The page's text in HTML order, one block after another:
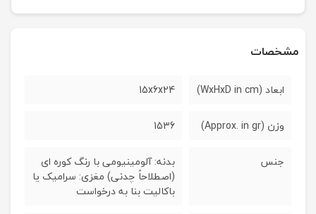
مشخصات
ابعاد (WxHxD in cm) 15x6x24
وزن (Approx. in gr) 1536
جنس
بدنه: آلومینیومی با رنگ کوره ای
(اصطلاحاً چدنی) مغزی: سرامیک یا
باکالیت بنا به درخواست